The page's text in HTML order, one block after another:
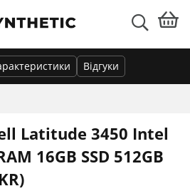
Відгуки
Latitude 3450 Intel
16GB SSD 512GB